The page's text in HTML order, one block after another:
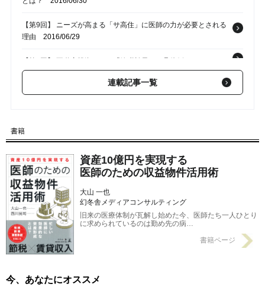
【第9回】 ニーズが高まる「サ高住」に医師の力が必要とされる
理由 2016/06/29
【第6回】 ｢高額納税者｣と｢不動産投資｣の相性がいい理由
2016/06/26
とは？
連載記事一覧
書籍
資産10億円を実現する
医師のための収益物件活用術
大山 一也
幻冬舎メディアコンサルティング
旧来の医療体制が瓦解し始めた今、医師たち一人ひとり
に求められているのは勤め先の病…
書籍ページ
今、あなたにオススメ